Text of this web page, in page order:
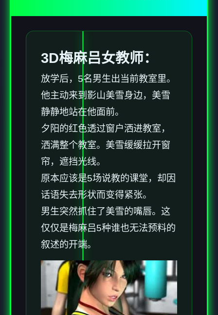
3D梅麻吕女教师：
放学后，5名男生出当前教室里。
他主动来到影山美雪身边，美雪
静静地站在他面前。
夕阳的红色透过窗户洒进教室，
洒满整个教室。美雪缓缓拉开窗
帘，遮挡光线。
原本应该是5场说教的课堂，却因
话语失去形状而变得紧张。
男生突然抓住了美雪的嘴唇。这
仅仅是梅麻吕5种谁也无法预料的
叙述的开端。